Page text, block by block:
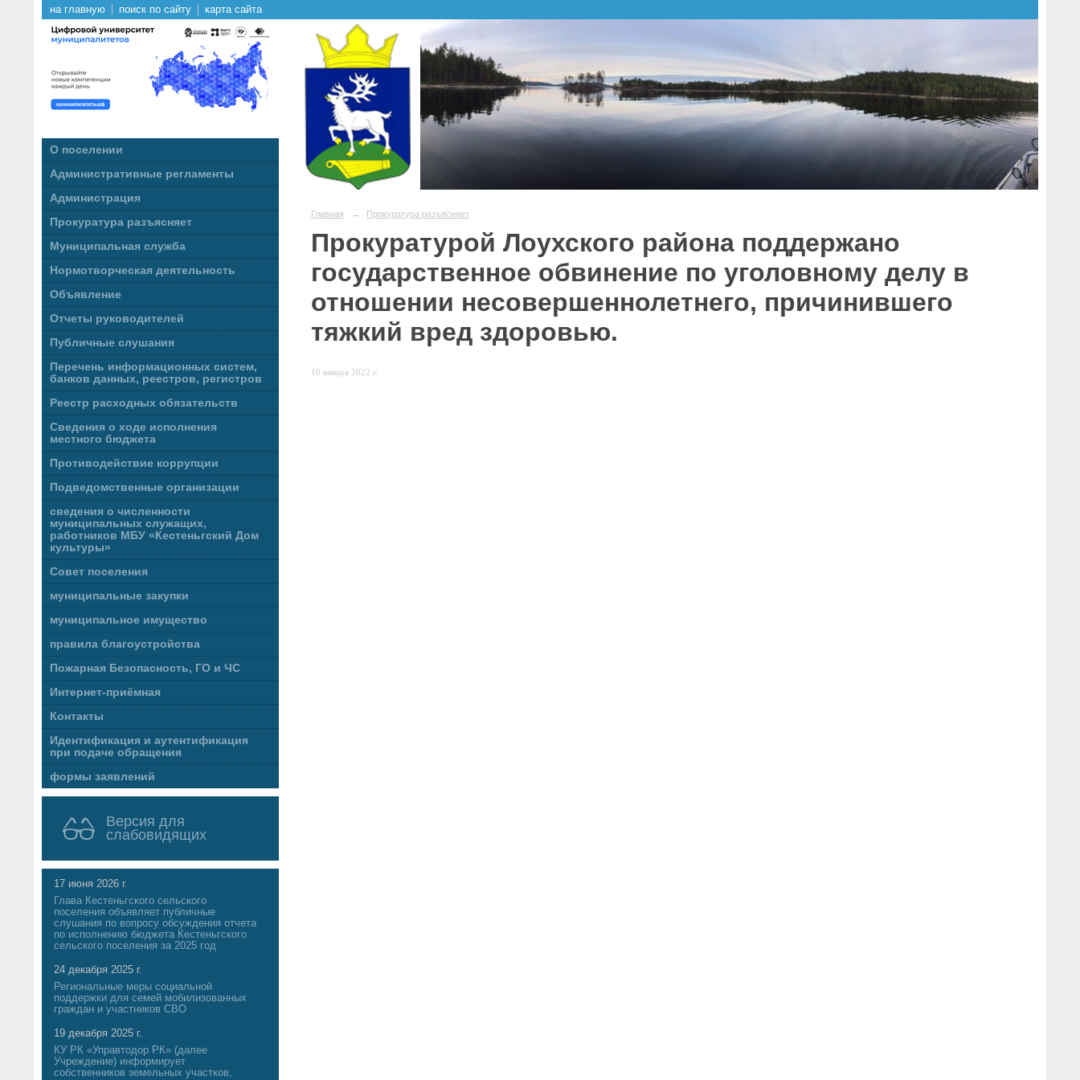
на главную поиск по сайту карта сайта
О поселении
Административные регламенты
Администрация
Прокуратура разъясняет
Муниципальная служба
Нормотворческая деятельность
Объявление
Отчеты руководителей
Публичные слушания
Перечень информационных систем,
банков данных, реестров, регистров
Реестр расходных обязательств
Сведения о ходе исполнения
местного бюджета
Противодействие коррупции
Подведомственные организации
сведения о численности
муниципальных служащих,
работников МБУ «Кестеньгский Дом
культуры»
Совет поселения
муниципальные закупки
муниципальное имущество
правила благоустройства
Пожарная Безопасность, ГО и ЧС
Интернет-приёмная
Контакты
Идентификация и аутентификация
при подаче обращения
формы заявлений
Версия для
слабовидящих
17 июня 2026 г.
Глава Кестеньгского сельского
поселения объявляет публичные
слушания по вопросу обсуждения отчета
по исполнению бюджета Кестеньгского
сельского поселения за 2025 год
24 декабря 2025 г.
Региональные меры социальной
поддержки для семей мобилизованных
граждан и участников СВО
19 декабря 2025 г.
КУ РК «Управтодор РК» (далее
Учреждение) информирует
собственников земельных участков,
Главная → Прокуратура разъясняет
Прокуратурой Лоухского района поддержано
государственное обвинение по уголовному делу в
отношении несовершеннолетнего, причинившего
тяжкий вред здоровью.
10 января 2022 г.